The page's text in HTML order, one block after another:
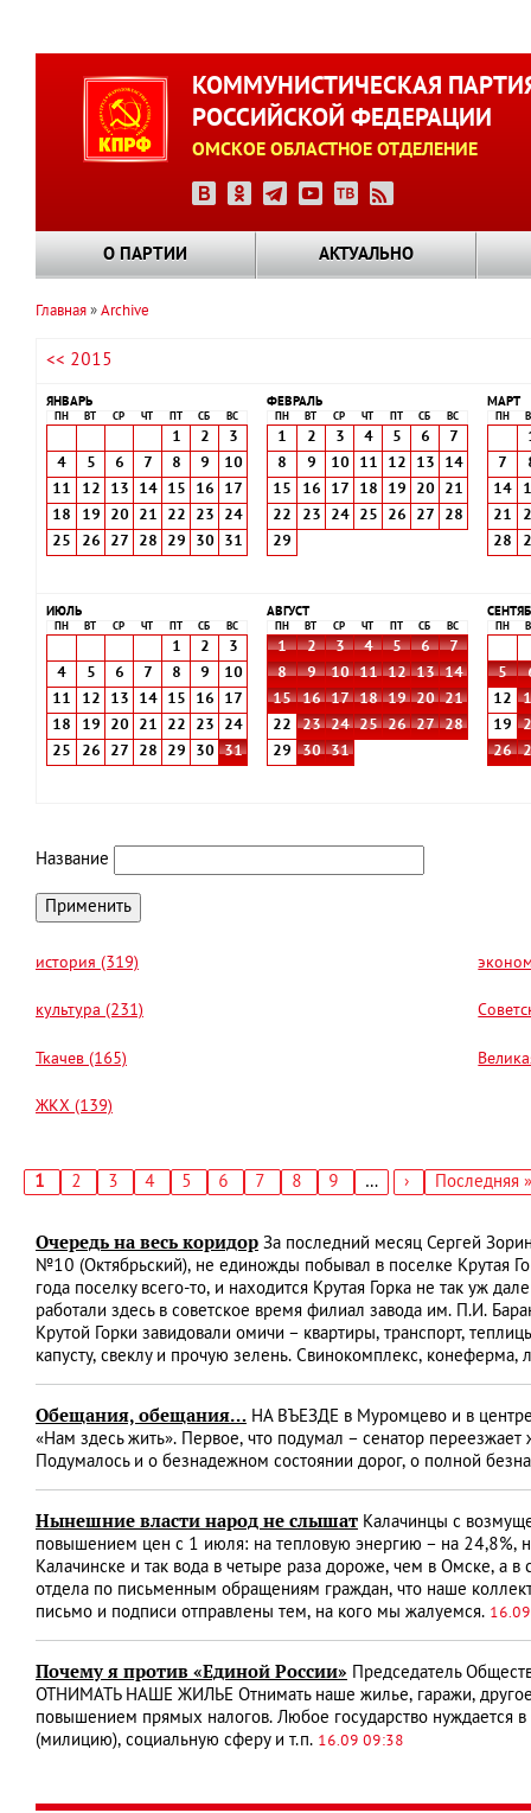
КОММУНИСТИЧЕСКАЯ
РОССИЙСКОЙ ФЕДЕРАЦИИ
ОМСКОЕ ОБЛАСТНОЕ ОТДЕЛЕНИЕ
О ПАРТИИ АКТУАЛЬНО
навигации
Главная Archive
<< 2015
ЯНВАРЬ
ПН ВТ СР ЧТ СБ ВС
1 2
3
4
5 6 7 8 9
10
11
12 13 14 15 16
17
18
19 20 21 22 23
24
25
26 27 28 29 30 31
ФЕВРАЛЬ
ПН ВТ СР ЧТ СБ ВС
1 2 3 4 5 6
7
8
9 10 11 12 13
14
15
16 17 18 19 20
21
22
23 24 25 26 27
28
29
МАРТ
ПН
7
14
21
28
ИЮЛЬ
ПН ВТ СР ЧТ СБ ВС
1 2
3
4
5 6 7 8 9
10
11
12 13 14 15 16
17
18
19 20 21 22 23
24
25
26 27 28 29 30 31
АВГУСТ
ПН ВТ СР ЧТ СБ ВС
1 2 3 4 5 6
7
8
9 10 11 12 13
14
15
16 17 18 19 20
21
22
23 24 25 26 27
28
29
30 31
ПН
5
12
19
26
Название
история (319)
культура (231)
Ткачев (165)
ЖКХ (139)
Текущая
1 Страница
2 Страница
3 Страница
4 Страница
5 Страница
6 Страница
7 Страница
8 Страница
9 …
Следующая
›
Последняя
Последняя »
Очередь на весь коридор За последний месяц Сергей
№10 (Октябрьский), не единожды побывал в поселке Крутая
года поселку всего-то, и находится Крутая Горка не так уж
работали здесь в советское время филиал завода им. П.И.
Крутой Горки завидовали омичи – квартиры, транспорт,
капусту, свеклу и прочую зелень. Свинокомплекс, конеферма,
Обещания, обещания… НА ВЪЕЗДЕ в Муромцево и в
«Нам здесь жить». Первое, что подумал – сенатор
Подумалось и о безнадежном состоянии дорог, о полной
Нынешние власти народ не слышат Калачинцы с
повышением цен с 1 июля: на тепловую энергию – на 24,8%,
Калачинске и так вода в четыре раза дороже, чем в Омске, а
отдела по письменным обращениям граждан, что наше
письмо и подписи отправлены тем, на кого мы жалуемся.
Почему я против «Единой России» Председатель
ОТНИМАТЬ НАШЕ ЖИЛЬЕ Отнимать наше жилье, гаражи,
повышением прямых налогов. Любое государство нуждается
(милицию), социальную сферу и т.п. 16.09 09:38